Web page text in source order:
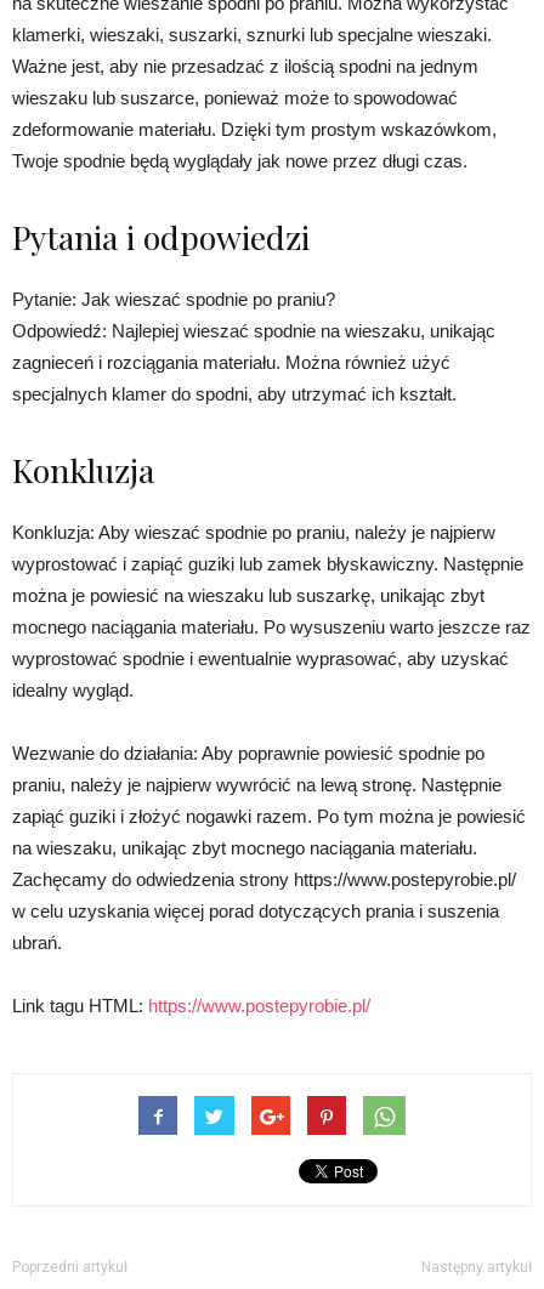
klamerki, wieszaki, suszarki, sznurki lub specjalne wieszaki.
Ważne jest, aby nie przesadzać z ilością spodni na jednym
wieszaku lub suszarce, ponieważ może to spowodować
zdeformowanie materiału. Dzięki tym prostym wskazówkom,
Twoje spodnie będą wyglądały jak nowe przez długi czas.
Pytania i odpowiedzi
Pytanie: Jak wieszać spodnie po praniu?
Odpowiedź: Najlepiej wieszać spodnie na wieszaku, unikając
zagnieceń i rozciągania materiału. Można również użyć
specjalnych klamer do spodni, aby utrzymać ich kształt.
Konkluzja
Konkluzja: Aby wieszać spodnie po praniu, należy je najpierw
wyprostować i zapiąć guziki lub zamek błyskawiczny. Następnie
można je powiesić na wieszaku lub suszarkę, unikając zbyt
mocnego naciągania materiału. Po wysuszeniu warto jeszcze raz
wyprostować spodnie i ewentualnie wyprasować, aby uzyskać
idealny wygląd.
Wezwanie do działania: Aby poprawnie powiesić spodnie po
praniu, należy je najpierw wywrócić na lewą stronę. Następnie
zapiąć guziki i złożyć nogawki razem. Po tym można je powiesić
na wieszaku, unikając zbyt mocnego naciągania materiału.
Zachęcamy do odwiedzenia strony https://www.postepyrobie.pl/
w celu uzyskania więcej porad dotyczących prania i suszenia
ubrań.
Link tagu HTML: https://www.postepyrobie.pl/
Poprzedni artykuł Następny artykuł